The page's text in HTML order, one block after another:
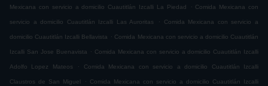
Mexicana con servicio a domicilio Cuautitlán Izcalli La Piedad . Comida Mexicana con
servicio a domicilio Cuautitlán Izcalli Las Auroritas . Comida Mexicana con servicio a
domicilio Cuautitlán Izcalli Bellavista . Comida Mexicana con servicio a domicilio Cuautitlán
Izcalli San Jose Buenavista . Comida Mexicana con servicio a domicilio Cuautitlán Izcalli
Adolfo Lopez Mateos . Comida Mexicana con servicio a domicilio Cuautitlán Izcalli
Claustros de San Miguel . Comida Mexicana con servicio a domicilio Cuautitlán Izcalli